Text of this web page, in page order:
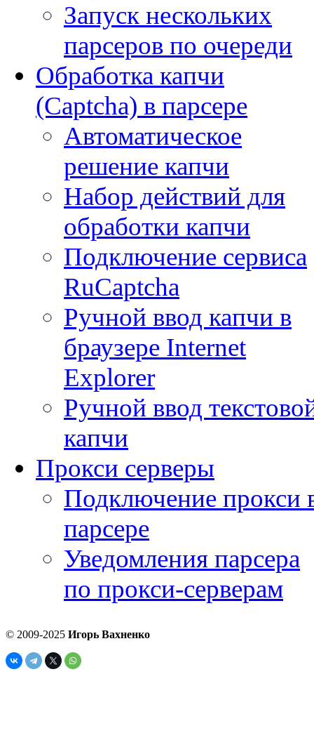
Запуск нескольких
парсеров по очереди
Обработка капчи
(Captcha) в парсере
Автоматическое
решение капчи
Набор действий для
обработки капчи
Подключение сервиса
RuCaptcha
Ручной ввод капчи в
браузере Internet
Explorer
Ручной ввод
капчи
Прокси серверы
Подключение прокси
парсере
Уведомления парсера
по прокси-серверам
© 2009-2025 Игорь Вахненко